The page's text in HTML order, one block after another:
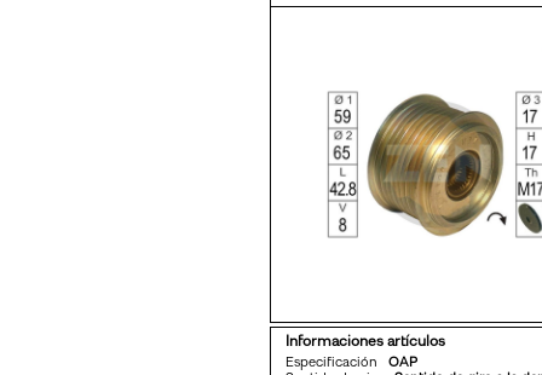
Informaciones artículos
Especificación OAP